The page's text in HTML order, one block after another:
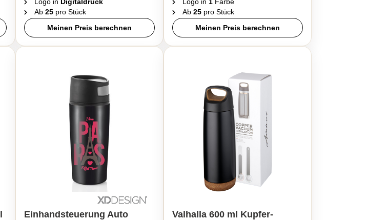
Ab 25pro Stück
Meinen Preis berechnen
Ab 25pro Stück
Meinen Preis berechnen
Einhandsteuerung Auto
Valhalla 600 ml Kupfer-